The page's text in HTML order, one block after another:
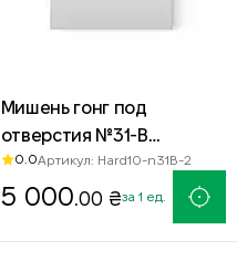
Мишень гонг под
отверстия №31-В
«Прямоугольник»
400х600 мм — сталь
0.0Артикул: Hard10-n31B-2
5 000 .00 ₴за 1 ед.